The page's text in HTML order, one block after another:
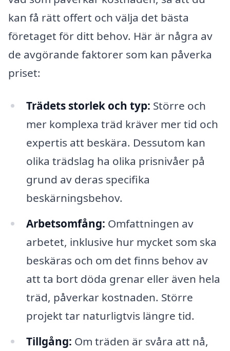
kan få rätt offert och välja det bästa
företaget för ditt behov. Här är några av
de avgörande faktorer som kan påverka
priset:
Trädets storlek och typ: Större och
mer komplexa träd kräver mer tid och
expertis att beskära. Dessutom kan
olika trädslag ha olika prisnivåer på
grund av deras specifika
beskärningsbehov.
Arbetsomfång: Omfattningen av
arbetet, inklusive hur mycket som ska
beskäras och om det finns behov av
att ta bort döda grenar eller även hela
träd, påverkar kostnaden. Större
projekt tar naturligtvis längre tid.
Tillgång: Om träden är svåra att nå,